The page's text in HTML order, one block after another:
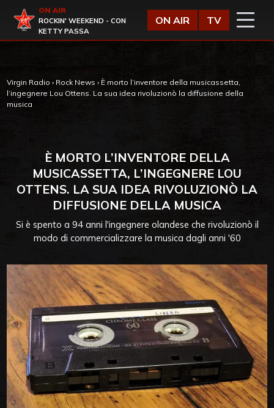
Virgin Radio
ON AIR
ROCKIN' WEEKEND - CON
KETTY PASSA
ON AIR TV
Virgin Radio › Rock News › È morto l’inventore della musicassetta,
l’ingegnere Lou Ottens. La sua idea rivoluzionò la diffusione della
musica
È MORTO L’INVENTORE DELLA
MUSICASSETTA, L’INGEGNERE LOU
OTTENS. LA SUA IDEA RIVOLUZIONÒ LA
DIFFUSIONE DELLA MUSICA
Si è spento a 94 anni l'ingegnere olandese che rivoluzionò il
modo di commercializzare la musica dagli anni '60